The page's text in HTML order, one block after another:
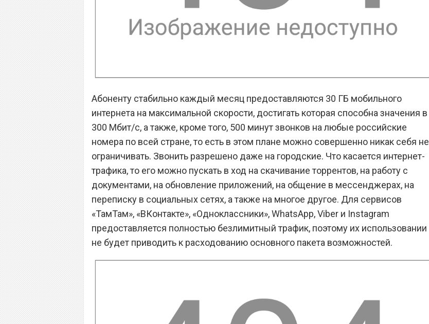
Абоненту стабильно каждый месяц предоставляются 30 ГБ мобильного
интернета на максимальной скорости, достигать которая способна значения в
300 Мбит/с, а также, кроме того, 500 минут звонков на любые российские
номера по всей стране, то есть в этом плане можно совершенно никак себя не
ограничивать. Звонить разрешено даже на городские. Что касается интернет-
трафика, то его можно пускать в ход на скачивание торрентов, на работу с
документами, на обновление приложений, на общение в мессенджерах, на
переписку в социальных сетях, а также на многое другое. Для сервисов
«ТамТам», «ВКонтакте», «Одноклассники», WhatsApp, Viber и Instagram
предоставляется полностью безлимитный трафик, поэтому их использовании
не будет приводить к расходованию основного пакета возможностей.